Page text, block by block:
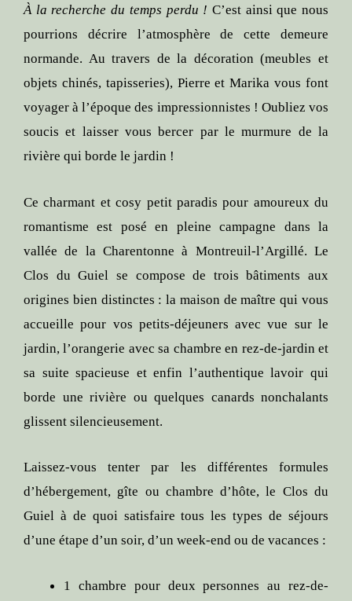
À la recherche du temps perdu ! C’est ainsi que nous
pourrions décrire l’atmosphère de cette demeure
normande. Au travers de la décoration (meubles et
objets chinés, tapisseries), Pierre et Marika vous font
voyager à l’époque des impressionnistes ! Oubliez vos
soucis et laisser vous bercer par le murmure de la
rivière qui borde le jardin !
Ce charmant et cosy petit paradis pour amoureux du
romantisme est posé en pleine campagne dans la
vallée de la Charentonne à Montreuil-l’Argillé. Le
Clos du Guiel se compose de trois bâtiments aux
origines bien distinctes : la maison de maître qui vous
accueille pour vos petits-déjeuners avec vue sur le
jardin, l’orangerie avec sa chambre en rez-de-jardin et
sa suite spacieuse et enfin l’authentique lavoir qui
borde une rivière ou quelques canards nonchalants
glissent silencieusement.
Laissez-vous tenter par les différentes formules
d’hébergement, gîte ou chambre d’hôte, le Clos du
Guiel à de quoi satisfaire tous les types de séjours
d’une étape d’un soir, d’un week-end ou de vacances :
1 chambre pour deux personnes au rez-de-